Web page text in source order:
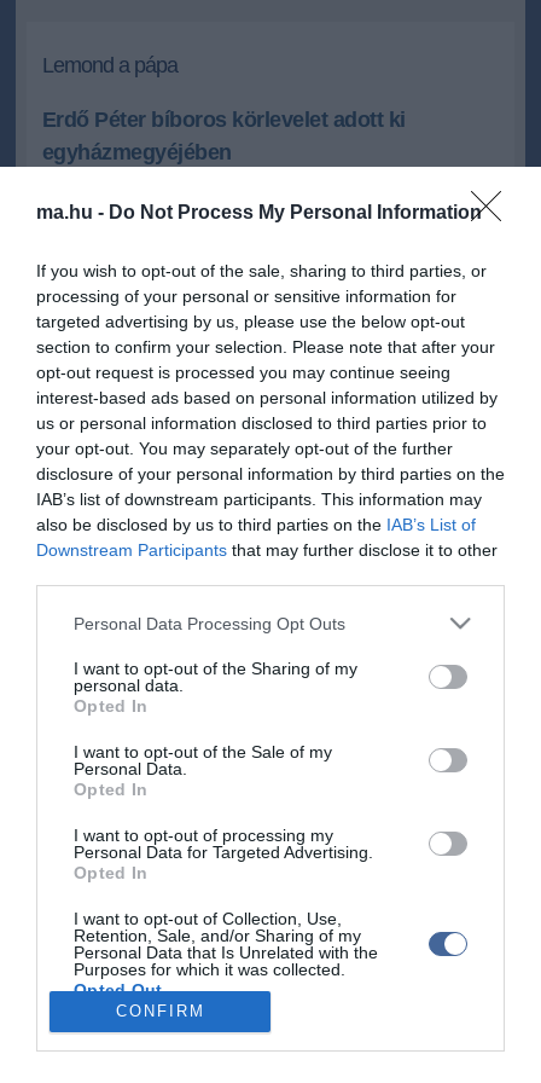
ma.hu - Do Not Process My Personal Information
If you wish to opt-out of the sale, sharing to third parties, or
processing of your personal or sensitive information for
targeted advertising by us, please use the below opt-out
section to confirm your selection. Please note that after your
opt-out request is processed you may continue seeing
interest-based ads based on personal information utilized by
us or personal information disclosed to third parties prior to
your opt-out. You may separately opt-out of the further
disclosure of your personal information by third parties on the
IAB’s list of downstream participants. This information may
also be disclosed by us to third parties on the IAB’s List of
Downstream Participants that may further disclose it to other
Please note that this website/app uses one or more Google
not limited to your visit or usage behaviour. You may click to
grant or deny consent to Google and its third-party tags to
use your data for below specified purposes in below Google
consent section.
Personal Data Processing Opt Outs
I want to opt-out of the Sharing of my
personal data.
Opted In
I want to opt-out of the Sale of my
Personal Data.
Opted In
I want to opt-out of processing my
Personal Data for Targeted Advertising.
Opted In
I want to opt-out of Collection, Use,
Retention, Sale, and/or Sharing of my
Personal Data that Is Unrelated with the
Purposes for which it was collected.
Opted Out
CONFIRM
Lemond a pápa
Erdő Péter bíboros körlevelet adott ki
egyházmegyéjében
Budapesti Főegyházmegye híveihez és papjaihoz, miután XVI.
tisztségéről.
2013.02.11 14:15
MTI
+-
"Értesülve Szentatyánk, XVI. Benedek pápa lemondásáról, amely
február 28-án lép hatályba, hálát adunk az Isteni Gondviselésnek
mindazokért a kegyelmekért és ajándékokért, amelyekben XVI.
Benedek pápa apostoli szolgálata által az Egyházat és az
emberiséget részesítette. Különös szeretettel emlékezünk vissza
Egyházunk és Hazánk iránti nagylelkű jóindulatára, melynek egyik
kiemelkedő jele volt szentéletű vértanúink boldoggá avatása" - írta
az esztergom-budapesti érsek.
A rendelkezés szerint a körlevelet az egyházmegyében február 28-
Kapcsolódó írások:
Külföldi reakciók a pápa lemondásának hírére
erejére is szükség van
Lemond a pápa: összehívják a konklávét